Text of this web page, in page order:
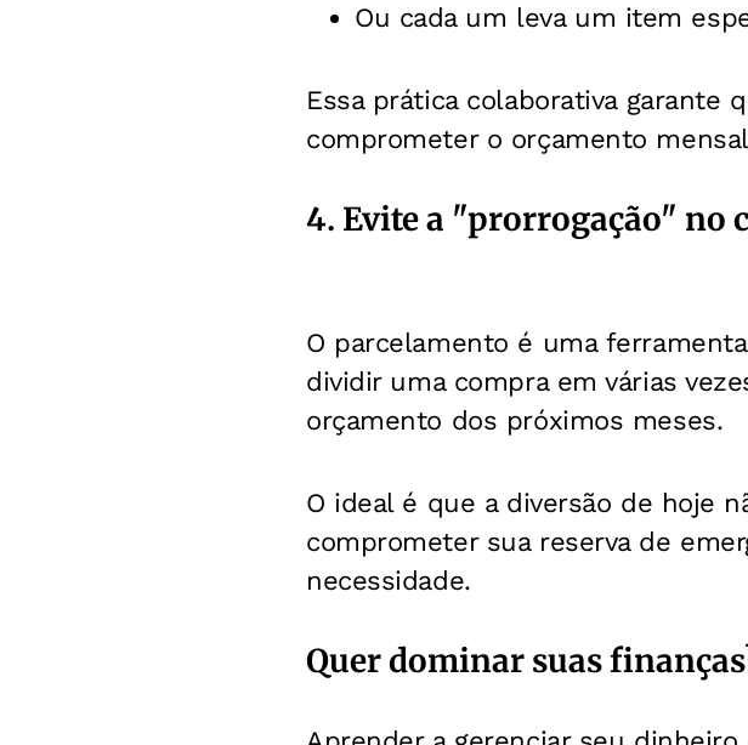
Ou cada um leva um item
Essa prática colaborativa garante
comprometer o orçamento
4. Evite a "prorrogação" no
O parcelamento é uma
dividir uma compra em várias
orçamento dos próximos meses.
O ideal é que a diversão de hoje
comprometer sua reserva de
necessidade.
Quer dominar suas